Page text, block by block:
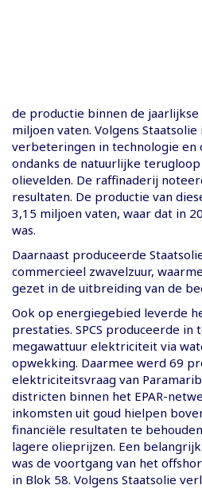
de productie binnen de jaarlijkse
miljoen vaten. Volgens
verbeteringen in technologie en
ondanks de natuurlijke
olievelden. De raffinaderij
resultaten. De productie van
3,15 miljoen vaten, waar dat in
was.
Daarnaast produceerde
commercieel zwavelzuur,
gezet in de uitbreiding van de
Ook op energiegebied leverde
prestaties. SPCS produceerde in
megawattuur elektriciteit via
opwekking. Daarmee werd 69
elektriciteitsvraag van
districten binnen het EPAR-
inkomsten uit goud hielpen
financiële resultaten te
lagere olieprijzen. Een
was de voortgang van het
in Blok 58. Volgens Staatsolie